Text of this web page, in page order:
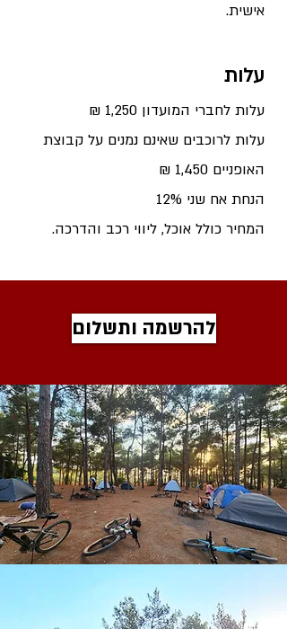
אישית.
עלות
עלות לחברי המועדון 1,250
₪
עלות לרוכבים שאינם נמנים על קבוצת
האופניים 1,450 ₪
הנחת אח שני 12 %
המחיר כולל אוכל, ליווי רכב והדרכה​.
להרשמה ותשלום